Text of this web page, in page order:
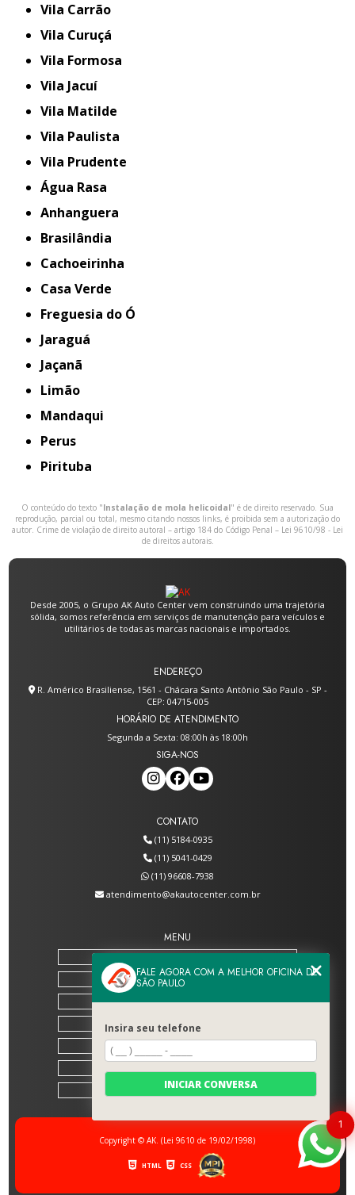
Vila Carrão
Vila Curuçá
Vila Formosa
Vila Jacuí
Vila Matilde
Vila Paulista
Vila Prudente
Água Rasa
Anhanguera
Brasilândia
Cachoeirinha
Casa Verde
Freguesia do Ó
Jaraguá
Jaçanã
Limão
Mandaqui
Perus
Pirituba
O conteúdo do texto "Instalação de mola helicoidal" é de direito reservado. Sua
reprodução, parcial ou total, mesmo citando nossos links, é proibida sem a autorização do
autor. Crime de violação de direito autoral – artigo 184 do Código Penal – Lei 9610/98 - Lei
de direitos autorais.
Desde 2005, o Grupo AK Auto Center vem construindo uma trajetória
sólida, somos referência em serviços de manutenção para veículos e
utilitários de todas as marcas nacionais e importados.
ENDEREÇO
R. Américo Brasiliense, 1561 - Chácara Santo Antônio São Paulo - SP -
CEP: 04715-005
HORÁRIO DE ATENDIMENTO
Segunda a Sexta: 08:00h às 18:00h
SIGA-NOS
CONTATO
(11) 5184-0935
(11) 5041-0429
(11) 96608-7938
atendimento@akautocenter.com.br
MENU
HOME
SOBRE NÓS
SERVIÇOS
BLOG
MAPA DO SITE
Copyright © AK. (Lei 9610 de 19/02/1998)
HTML CSS
1
FALE AGORA COM A MELHOR OFICINA DE
SÃO PAULO
Insira seu telefone
INICIAR CONVERSA